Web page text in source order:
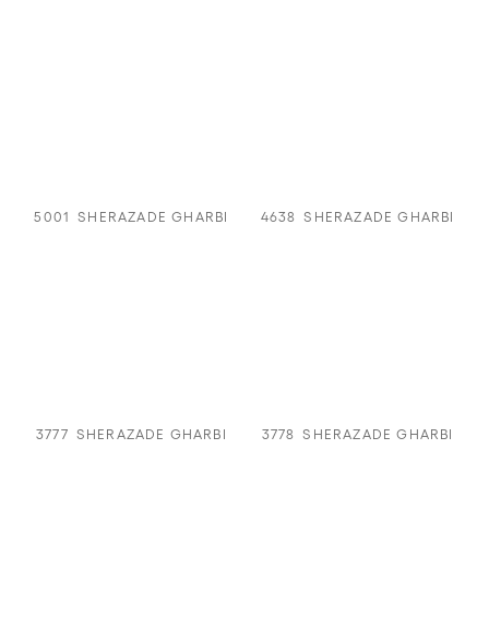
5001 SHERAZADE GHARBI 4638 SHERAZADE GHARBI
3777 SHERAZADE GHARBI 3778 SHERAZADE GHARBI